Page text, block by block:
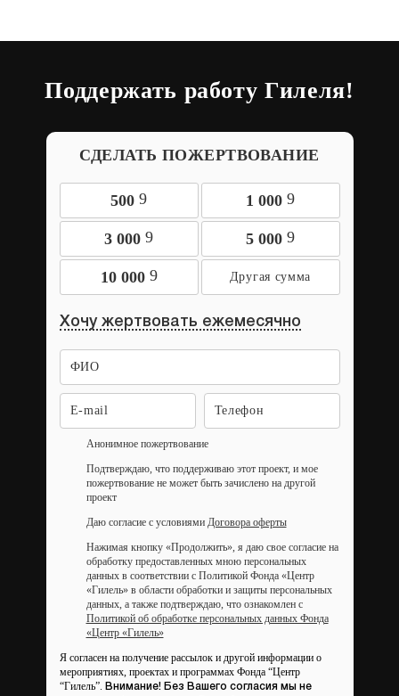
Поддержать работу Гилеля!
СДЕЛАТЬ ПОЖЕРТВОВАНИЕ
500 9 1 000 9
3 000 9 5 000 9
10 000 9
Хочу жертвовать ежемесячно
Анонимное пожертвование
Подтверждаю, что поддерживаю этот проект, и мое
пожертвование не может быть зачислено на другой
проект
Даю согласие с условиями Договора оферты
Нажимая кнопку «Продолжить», я даю свое согласие на
обработку предоставленных мною персональных
данных в соответствии с Политикой Фонда «Центр
«Гилель» в области обработки и защиты персональных
данных, а также подтверждаю, что ознакомлен с
Политикой об обработке персональных данных Фонда
«Центр «Гилель»
Я согласен на получение рассылок и другой информации о
мероприятиях, проектах и программах Фонда “Центр
“Гилель”. Внимание! Без Вашего согласия мы не